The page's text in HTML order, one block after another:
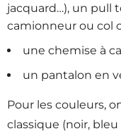
jacquard…), un pull
camionneur ou col
une chemise à
un pantalon en
Pour les couleurs,
classique (noir,